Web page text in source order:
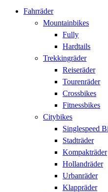
Fahrräder
Mountainbikes
Fully
Hardtails
Trekkingräder
Reiseräder
Tourenräder
Crossbikes
Fitnessbikes
Citybikes
Singlespeed
Stadträder
Kompakträder
Hollandräder
Urbanräder
Klappräder